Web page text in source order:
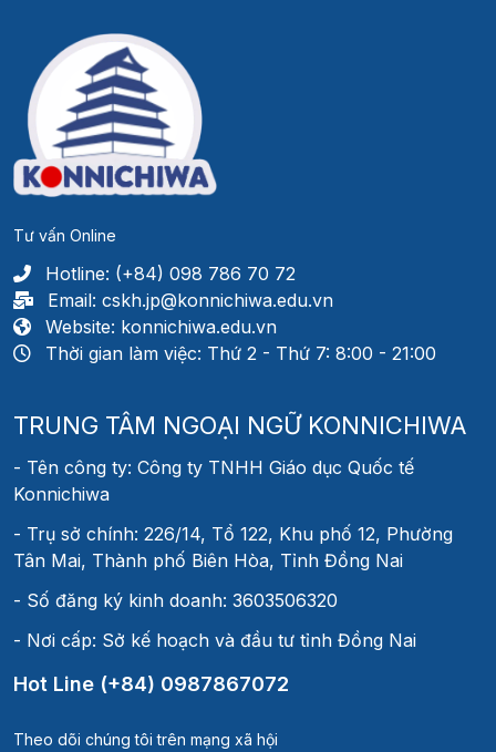
Tư vấn Online
Hotline: (+84) 098 786 70 72
Email: cskh.jp@konnichiwa.edu.vn
Website: konnichiwa.edu.vn
Thời gian làm việc: Thứ 2 - Thứ 7: 8:00 - 21:00
TRUNG TÂM NGOẠI NGỮ KONNICHIWA
- Tên công ty: Công ty TNHH Giáo dục Quốc tế
Konnichiwa
- Trụ sở chính: 226/14, Tổ 122, Khu phố 12, Phường
Tân Mai, Thành phố Biên Hòa, Tỉnh Đồng Nai
- Số đăng ký kinh doanh: 3603506320
- Nơi cấp: Sở kế hoạch và đầu tư tỉnh Đồng Nai
Hot Line (+84) 0987867072
Theo dõi chúng tôi trên mạng xã hội